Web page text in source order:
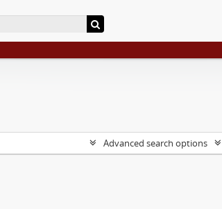
Advanced search options